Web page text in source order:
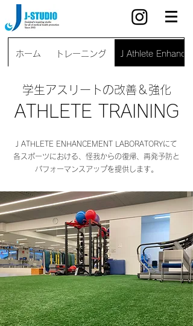
ホーム トレーニング J Athlete
学生アスリートの改善＆強化
ATHLETE TRAINING
J ATHLETE ENHANCEMENT LABORATORYにて
各スポーツにおける、怪我からの復帰、再発予防と
パフォーマンスアップを提供します。